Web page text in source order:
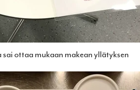
ottaa mukaan makean yllätyksen